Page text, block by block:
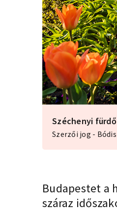
Széchenyi
Szerzői jog -
Budapestet a
száraz